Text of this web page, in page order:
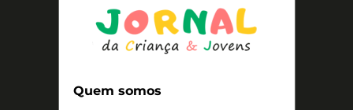
Quem somos